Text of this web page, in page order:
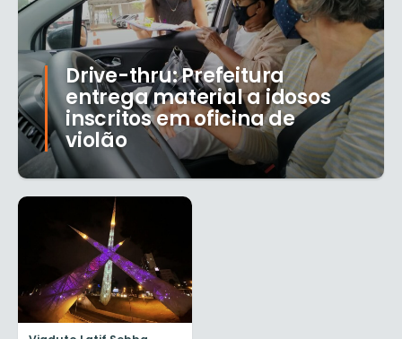
Drive-thru: Prefeitura
entrega material a idosos
inscritos em oficina de
violão